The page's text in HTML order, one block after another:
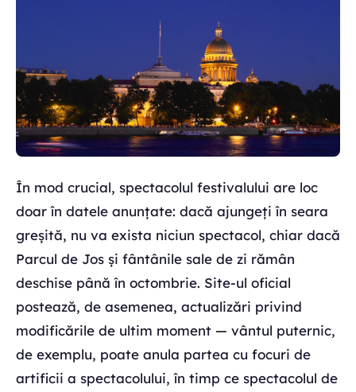
În mod crucial, spectacolul festivalului are loc
doar în datele anunțate: dacă ajungeți în seara
greșită, nu va exista niciun spectacol, chiar dacă
Parcul de Jos și fântânile sale de zi rămân
deschise până în octombrie. Site-ul oficial
postează, de asemenea, actualizări privind
modificările de ultim moment — vântul puternic,
de exemplu, poate anula partea cu focuri de
artificii a spectacolului, în timp ce spectacolul de